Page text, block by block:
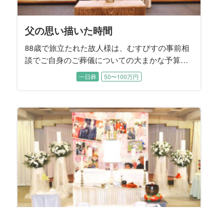
父の思い描いた時間
88歳で旅立たれた故人様は、むすびすの事前相
談でご自身のご葬儀についての大まかな予算や
方針についてお決めになられていました。 生前
から奥様と2人の息子様には、「葬儀社に話しは
されていたそうです。 お打ち合わせでは、故人
様が遺された『エンディングノート』の内容に
沿うかたちで、お式を進めていくことに決まり
ました。
一日葬 50〜100万円